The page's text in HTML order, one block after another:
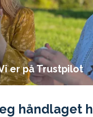
er på Trustpilot
håndlaget